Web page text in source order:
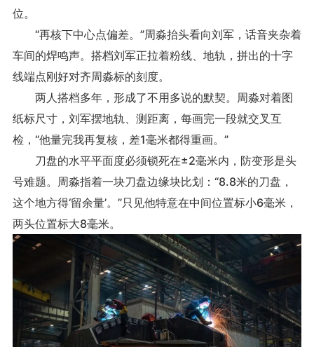
位。
“再核下中心点偏差。”周淼抬头看向刘军，话音夹杂着
车间的焊鸣声。搭档刘军正拉着粉线、地轨，拼出的十字
线端点刚好对齐周淼标的刻度。
两人搭档多年，形成了不用多说的默契。周淼对着图
纸标尺寸，刘军摆地轨、测距离，每画完一段就交叉互
检，“他量完我再复核，差1毫米都得重画。”
刀盘的水平平面度必须锁死在±2毫米内，防变形是头
号难题。周淼指着一块刀盘边缘块比划：“8.8米的刀盘，
这个地方得‘留余量’。”只见他特意在中间位置标小6毫米，
两头位置标大8毫米。